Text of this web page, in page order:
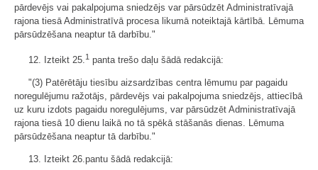
pārdevējs vai pakalpojuma sniedzējs var pārsūdzēt Administratīvajā
rajona tiesā Administratīvā procesa likumā noteiktajā kārtībā. Lēmuma
pārsūdzēšana neaptur tā darbību."
12. Izteikt 25.1 panta trešo daļu šādā redakcijā:
"(3) Patērētāju tiesību aizsardzības centra lēmumu par pagaidu
noregulējumu ražotājs, pārdevējs vai pakalpojuma sniedzējs, attiecībā
uz kuru izdots pagaidu noregulējums, var pārsūdzēt Administratīvajā
rajona tiesā 10 dienu laikā no tā spēkā stāšanās dienas. Lēmuma
pārsūdzēšana neaptur tā darbību."
13. Izteikt 26.pantu šādā redakcijā: